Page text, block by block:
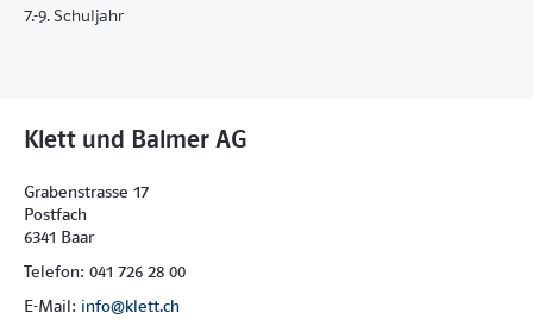
Lernergebnisse veranschaulichen.
Unterrichtspraxis in der Volksschule.
Kopiervorlagen
Alle Kopiervorlagen werden kostenlos zum Download
angeboten.
Kopiervorlagen
7.-9. Schuljahr
Klett und Balmer AG
Grabenstrasse 17
Postfach
6341 Baar
Telefon: 041 726 28 00
E-Mail: info@klett.ch